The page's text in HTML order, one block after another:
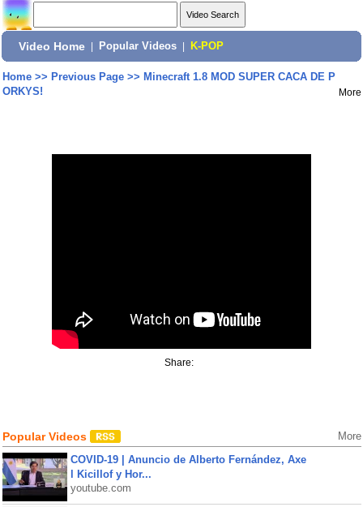
Video Home Popular Videos K-POP
Home>> Previous Page>> Minecraft 1.8 MOD SUPER CACA DE P
ORKYS!
More
Share:
Popular Videos More
COVID-19 | Anuncio de Alberto Fernández, Axe
l Kicillof y Hor...
youtube.com